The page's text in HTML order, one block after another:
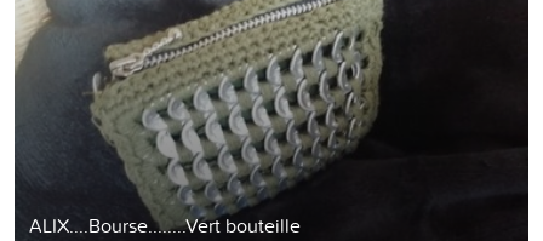
ALIX....Bourse........Vert bouteille